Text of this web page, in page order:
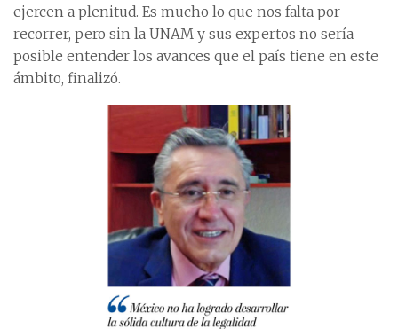
ejercen a plenitud. Es mucho lo que nos falta por
recorrer, pero sin la UNAM y sus expertos no sería
posible entender los avances que el país tiene en este
ámbito, finalizó.